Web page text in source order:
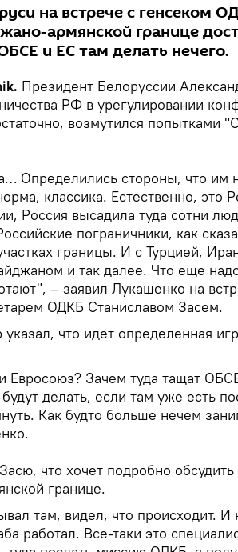
на встрече с генсеком
армянской границе
и ЕС там делать нечего.
Президент Белоруссии
РФ в урегулировании
возмутился попытками
Определились стороны, что им
классика. Естественно, это
Россия высадила туда сотни
пограничники, как
границы. И с Турцией,
и так далее. Что еще
– заявил Лукашенко на
ОДКБ Станиславом Засем.
что идет определенная
Евросоюз? Зачем туда тащат
делать, если там уже есть
Как будто больше нечем
что хочет подробно
границе.
там, видел, что происходит. И
работал. Все-таки это